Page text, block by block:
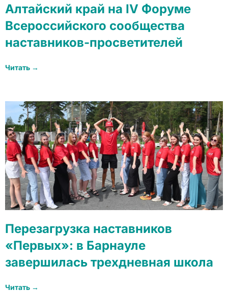
Алтайский край на IV Форуме
Всероссийского сообщества
наставников-просветителей
Читать →
Перезагрузка наставников
«Первых»: в Барнауле
завершилась трехдневная школа
Читать →